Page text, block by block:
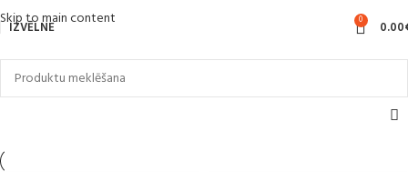
Skip to main content
IZVĒLNE 0 0.00